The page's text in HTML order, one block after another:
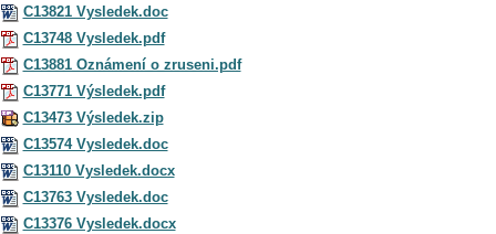
C13821 Vysledek.doc
C13748 Vysledek.pdf
C13881 Oznámení o zruseni.pdf
C13771 Výsledek.pdf
C13473 Výsledek.zip
C13574 Vysledek.doc
C13110 Vysledek.docx
C13763 Vysledek.doc
C13376 Vysledek.docx